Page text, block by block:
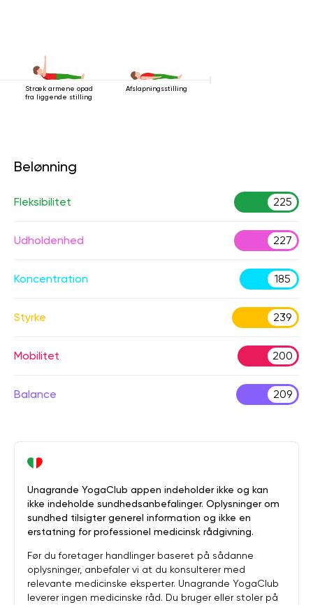
Stræk armene opad
fra liggende stilling
Afslapningsstilling
Belønning
Fleksibilitet 225
Udholdenhed 227
Koncentration 185
Styrke 239
Mobilitet 200
Balance 209
Unagrande YogaClub appen indeholder ikke og kan
ikke indeholde sundhedsanbefalinger. Oplysninger om
sundhed tilsigter generel information og ikke en
erstatning for professionel medicinsk rådgivning.
Før du foretager handlinger baseret på sådanne
oplysninger, anbefaler vi at du konsulterer med
relevante medicinske eksperter. Unagrande YogaClub
leverer ingen medicinske råd. Du bruger eller stoler på